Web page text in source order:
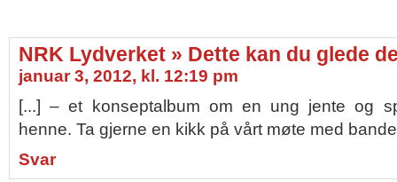
NRK Lydverket » Dette kan du glede
januar 3, 2012, kl. 12:19 pm
[...] – et konseptalbum om en ung jente og
henne. Ta gjerne en kikk på vårt møte med
Svar